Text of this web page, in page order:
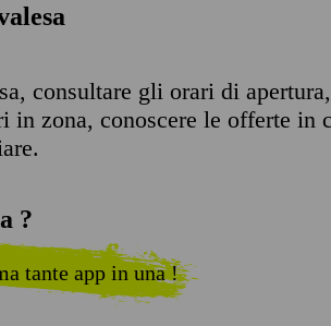
consultare gli orari di
zona, conoscere le offerte in
?
tante app in una !